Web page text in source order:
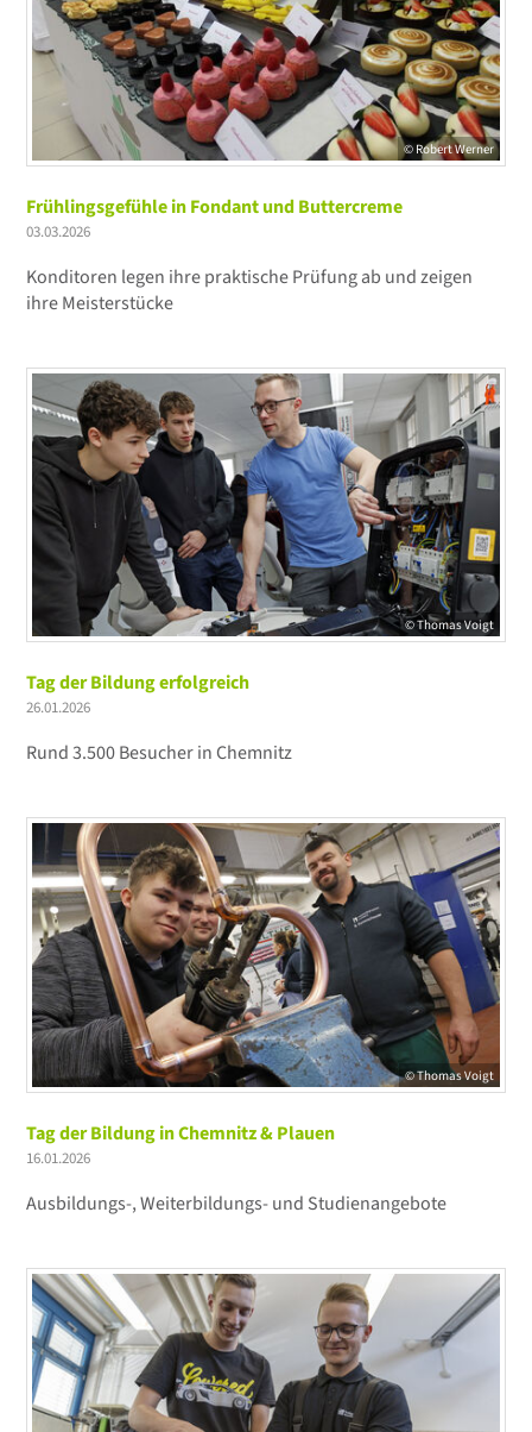
© Robert Werner
Frühlingsgefühle in Fondant und Buttercreme
03.03.2026
Konditoren legen ihre praktische Prüfung ab und zeigen
ihre Meisterstücke
© Thomas Voigt
Tag der Bildung erfolgreich
26.01.2026
Rund 3.500 Besucher in Chemnitz
© Thomas Voigt
Tag der Bildung in Chemnitz & Plauen
16.01.2026
Ausbildungs-, Weiterbildungs- und Studienangebote